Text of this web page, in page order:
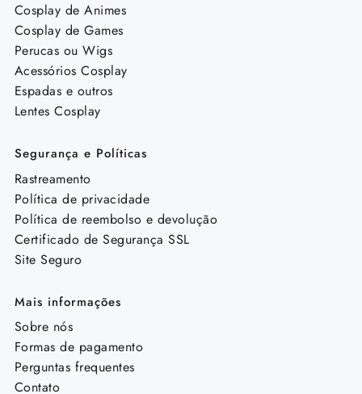
Cosplay de Animes
Cosplay de Games
Perucas ou Wigs
Acessórios Cosplay
Espadas e outros
Lentes Cosplay
Segurança e Políticas
Rastreamento
Política de privacidade
Política de reembolso e devolução
Certificado de Segurança SSL
Site Seguro
Mais informações
Sobre nós
Formas de pagamento
Perguntas frequentes
Contato